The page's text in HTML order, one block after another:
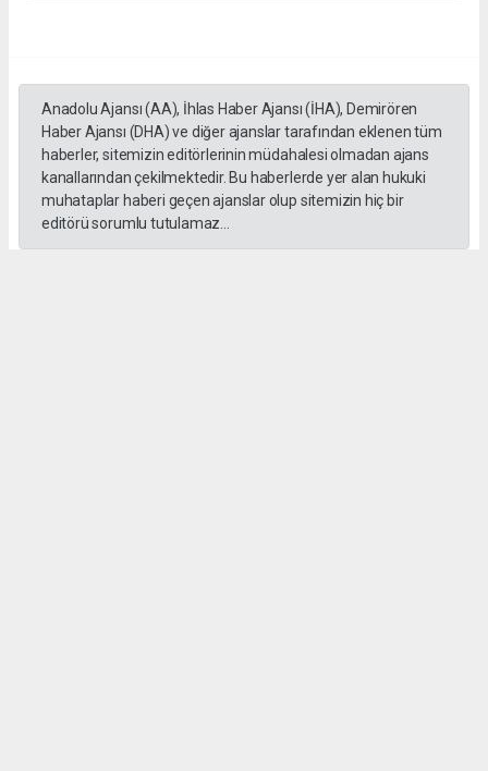
Anadolu Ajansı (AA), İhlas Haber Ajansı (İHA), Demirören
Haber Ajansı (DHA) ve diğer ajanslar tarafından eklenen tüm
haberler, sitemizin editörlerinin müdahalesi olmadan ajans
kanallarından çekilmektedir. Bu haberlerde yer alan hukuki
muhataplar haberi geçen ajanslar olup sitemizin hiç bir
editörü sorumlu tutulamaz...